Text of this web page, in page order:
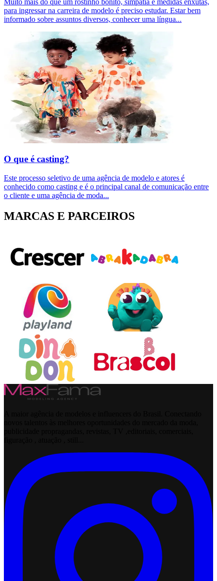
para ingressar na carreira de modelo é preciso estudar. Estar bem
informado sobre assuntos diversos, conhecer uma língua...
O que é casting?
Este processo seletivo de uma agência de modelo e atores é
conhecido como casting e é o principal canal de comunicação entre
o cliente e uma agência de moda...
MARCAS E PARCEIROS